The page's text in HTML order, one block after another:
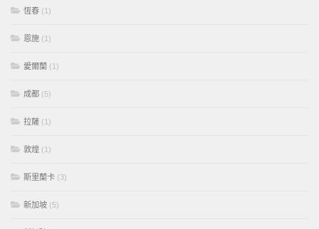
恆春 (1)
恩施 (1)
愛爾蘭 (1)
成都 (5)
拉薩 (1)
敦煌 (1)
斯里蘭卡 (3)
新加坡 (5)